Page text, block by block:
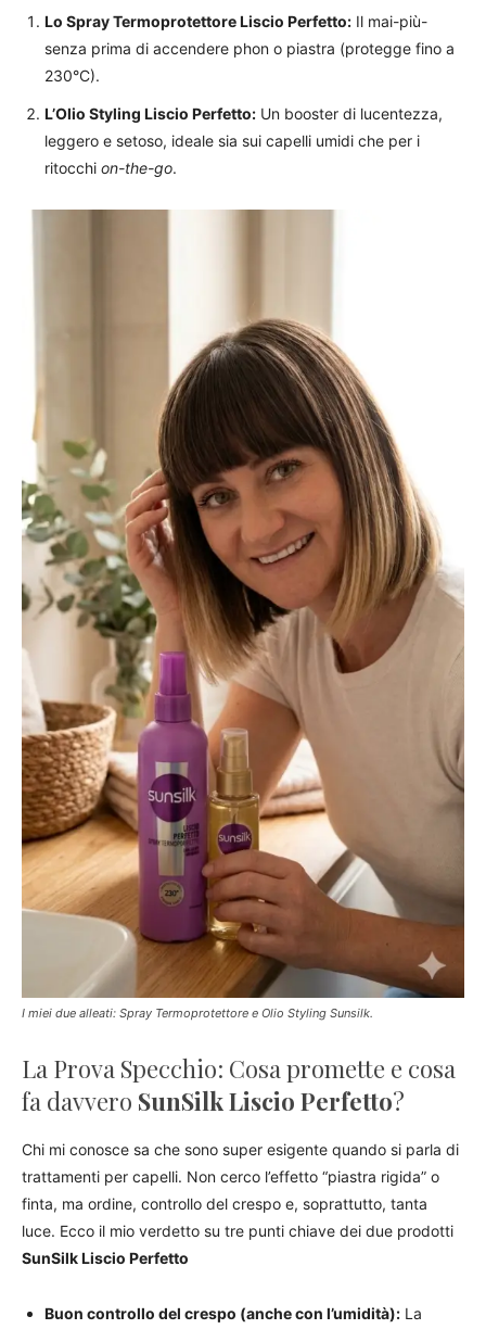
Lo Spray Termoprotettore Liscio Perfetto: Il mai-più-
senza prima di accendere phon o piastra (protegge fino a
230°C).
L’Olio Styling Liscio Perfetto: Un booster di lucentezza,
leggero e setoso, ideale sia sui capelli umidi che per i
ritocchi on-the-go.
I miei due alleati: Spray Termoprotettore e Olio Styling Sunsilk.
La Prova Specchio: Cosa promette e cosa
fa davvero SunSilk Liscio Perfetto?
Chi mi conosce sa che sono super esigente quando si parla di
trattamenti per capelli. Non cerco l’effetto “piastra rigida” o
finta, ma ordine, controllo del crespo e, soprattutto, tanta
luce. Ecco il mio verdetto su tre punti chiave dei due prodotti
SunSilk Liscio Perfetto
Buon controllo del crespo (anche con l’umidità): La